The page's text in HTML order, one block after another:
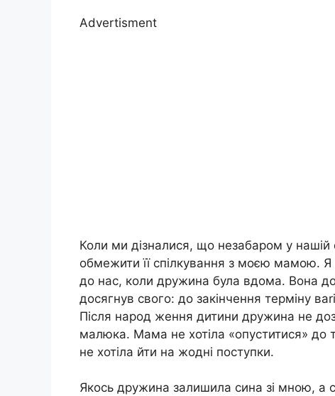
Advertisment
Коли ми дізналися, що незабаром у нашій
обмежити її спілкування з моєю мамою.
до нас, коли дружина була вдома. Вона
досягнув свого: до закінчення терміну
Після народ ження дитини дружина не
малюка. Мама не хотіла «опуститися» до
не хотіла йти на жодні поступки.
Якось дружина залишила сина зі мною, а